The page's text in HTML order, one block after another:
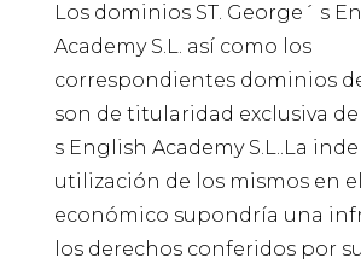
Los dominios ST. George´ s
Academy S.L. así como los
correspondientes dominios
son de titularidad exclusiva de
s English Academy S.L..La
utilización de los mismos en
económico supondría una
los derechos conferidos por